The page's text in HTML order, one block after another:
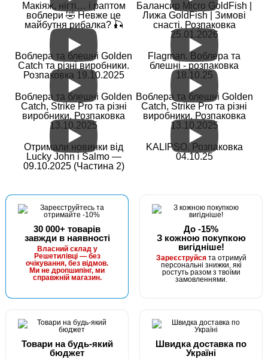
#FK-9501-6
Маг: 0 шт Базар: 7 шт
24 грн 7 шт.
КУПИТИ
Гачок Fanatik CLASSIK FK-9501 №6
#FK-9501-8
В наявності
Маг: 4 шт Базар: 8 шт
24 грн 12 шт.
КУПИТИ
Гачок Fanatik CLASSIK FK-9501 №8
Макіяж, нігті… і раптом
воблери 🤣 Невже це
майбутня рибалка? 🎣
Балансир Micro GoldFish |
Лижа GoldFish | Зимові
снасті. Розпаковка
25.01.2026
Воблера та блешні Golden
Catch та різні виробники.
Розпаковка 19.10.2025
Flagman. Воблера та
блешні - розпаковка
18.10.25
Воблера та блешні Golden
Catch, Strike Pro та різні
виробники. Розпаковка
13.10.2025
Воблера та блешні Golden
Catch, Strike Pro та різні
виробники. Розпаковка
13.10.2025
Отримали новинки від
Lucky John і Salmo —
09.10.2025 (Частина 2)
KALIPSO. Розпаковка
04.10.25
30 000+ товарів
завжди в наявності
Власний склад у
Решетилівці — без
очікування, без відмов.
Ми не дропшипінг, ми
справжній магазин.
До -15%
З кожною покупкою
вигідніше!
Зареєструйсята отримуй
персональні знижки, які
ростуть разом з твоїми
замовленнями.
Товари на будь-який
бюджет
Швидка доставка по
Україні